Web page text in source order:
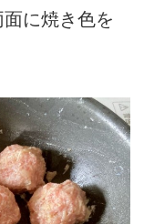
に焼き色を